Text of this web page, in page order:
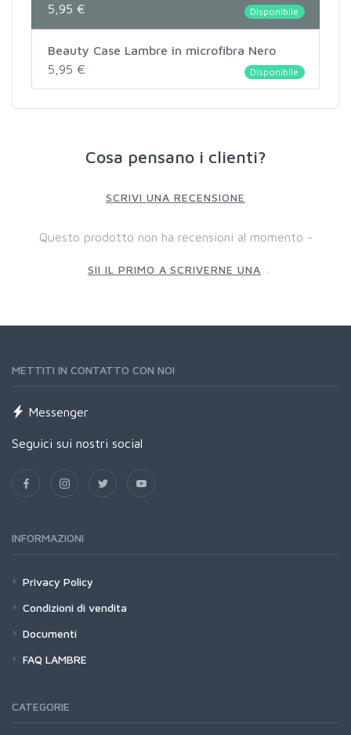
Disponibile
5,95 €
Beauty Case Lambre in microfibra Nero
Disponibile
5,95 €
Cosa pensano i clienti?
SCRIVI UNA RECENSIONE
Questo prodotto non ha recensioni al momento -
SII IL PRIMO A SCRIVERNE UNA
METTITI IN CONTATTO CON NOI
Messenger
Seguici sui nostri social
INFORMAZIONI
Privacy Policy
Condizioni di vendita
Documenti
FAQ LAMBRE
CATEGORIE